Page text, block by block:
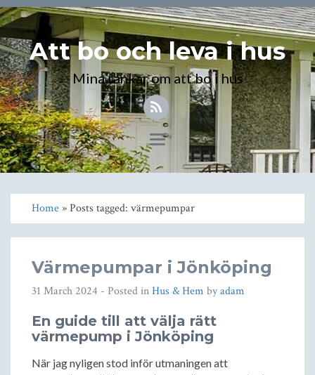
Att bo och leva i hus
Mina tankar om att bo i hus
Toggle
navigation
Home» Posts tagged: värmepumpar
Värmepumpar i Jönköping
31 March 2024 - Posted inHus & Hem byadam
En guide till att välja rätt
värmepump i Jönköping
När jag nyligen stod inför utmaningen att